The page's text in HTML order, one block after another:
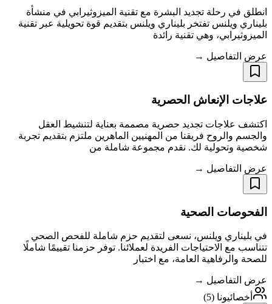
انطلق في رحلة تجديد البشرة مع تقنية الميزوثيرابي في منشأة
بليناري ويلنس تفتخر بليناري ويلنس بتقديم قوة تحويلية عبر تقنية
الميزوثيرابي، وهي تقنية رائدة
عرض التفاصيل →
علاجات الإنعاش الحصرية
اكتشف علاجات تجديد حصرية مصممة بعناية لتنشيط العقل
والجسم والروح فريقنا من المهنيين الماهرين ملتزم بتقديم تجربة
شخصية وتحولية لك. نقدم مجموعة شاملة من
عرض التفاصيل →
الفحوصات الصحية
في بليناري ويلنس، نسعى لتقديم حزم شاملة للفحص الصحي
تتناسب مع الاحتياجات الفريدة لعملائنا. توفر حزمنا تقييمًا شاملًا
للصحة والرفاهية العامة، مع اختبار
عرض التفاصيل →
أخصائيونا (
5
)